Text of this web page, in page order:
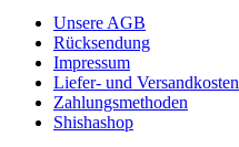
Unsere AGB
Rücksendung
Impressum
Liefer- und Versandkosten
Zahlungsmethoden
Shishashop